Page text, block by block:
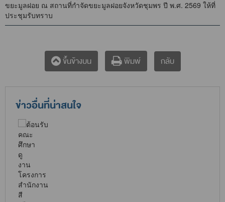
ขยะมูลฝอย ณ สถานที่กำจัดขยะมูลฝอยจังหวัดชุมพร ปี พ.ศ. 2569 ให้ที่
ประชุมรับทราบ
ขึ้นข้างบน พิมพ์ กลับ
ข่าวอื่นที่น่าสนใจ